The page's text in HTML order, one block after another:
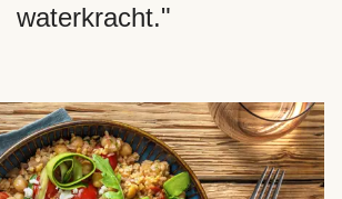
waterkracht."